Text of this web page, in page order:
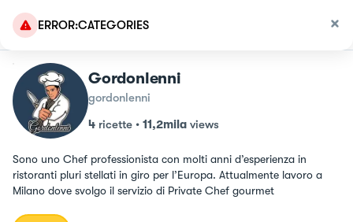
ERROR:CATEGORIES
Gordonlenni
gordonlenni
4 ricette • 11,2mila views
Sono uno Chef professionista con molti anni d’esperienza in
ristoranti pluri stellati in giro per l’Europa. Attualmente lavoro a
Milano dove svolgo il servizio di Private Chef gourmet